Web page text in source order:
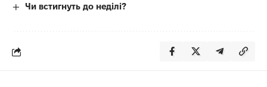
Чи встигнуть до неділі?